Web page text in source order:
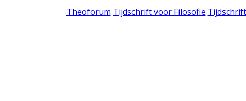
Theoforum Tijdschrift voor Filosofie